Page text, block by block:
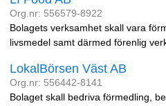
Org.nr: 556579-8922
Bolagets verksamhet skall vara
livsmedel samt därmed förenlig
LokalBörsen Väst AB
Org.nr: 556442-8141
Bolaget skall bedriva förmedling,